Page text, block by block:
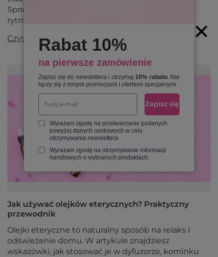
Sprawdź, jaka forma najlepiej wpisze się w Twój
rytm dnia i styl życia.
Czytaj więcej
Jak używać olejków eterycznych? Praktyczny
przewodnik
Olejki eteryczne to naturalny sposób na relaks i
odświeżenie domu. W artykule znajdziesz
wskazówki, jak stosować je w dyfuzorze, kominku
Rabat 10%
na pierwsze zamówienie
Zapisz się do newslettera i otrzymaj 10% rabatu. Nie
łączy się z innymi promocjami i ofertami specjalnymi.
Zapisz się
Wyrażam zgodę na przetwarzanie podanych
powyżej danych osobowych w celu
otrzymywania newslettera
Wyrażam zgodę na otrzymywanie informacji
handlowych o wybranych produktach.